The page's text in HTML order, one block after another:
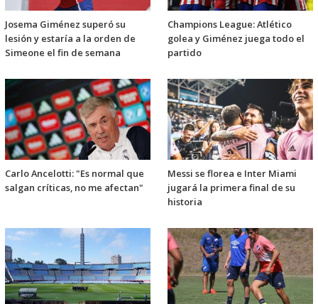
Josema Giménez superó su
lesión y estaría a la orden de
Simeone el fin de semana
Champions League: Atlético
golea y Giménez juega todo el
partido
Carlo Ancelotti: "Es normal que
salgan críticas, no me afectan"
Messi se florea e Inter Miami
jugará la primera final de su
historia